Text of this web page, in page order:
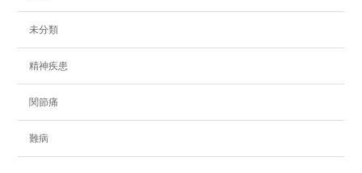
未分類
精神疾患
関節痛
難病